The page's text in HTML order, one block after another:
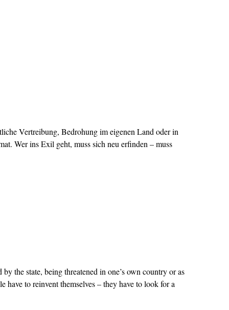
Vertreibung, Bedrohung im eigenen Land oder in
Wer ins Exil geht, muss sich neu erfinden – muss
the state, being threatened in one’s own country or as
have to reinvent themselves – they have to look for a